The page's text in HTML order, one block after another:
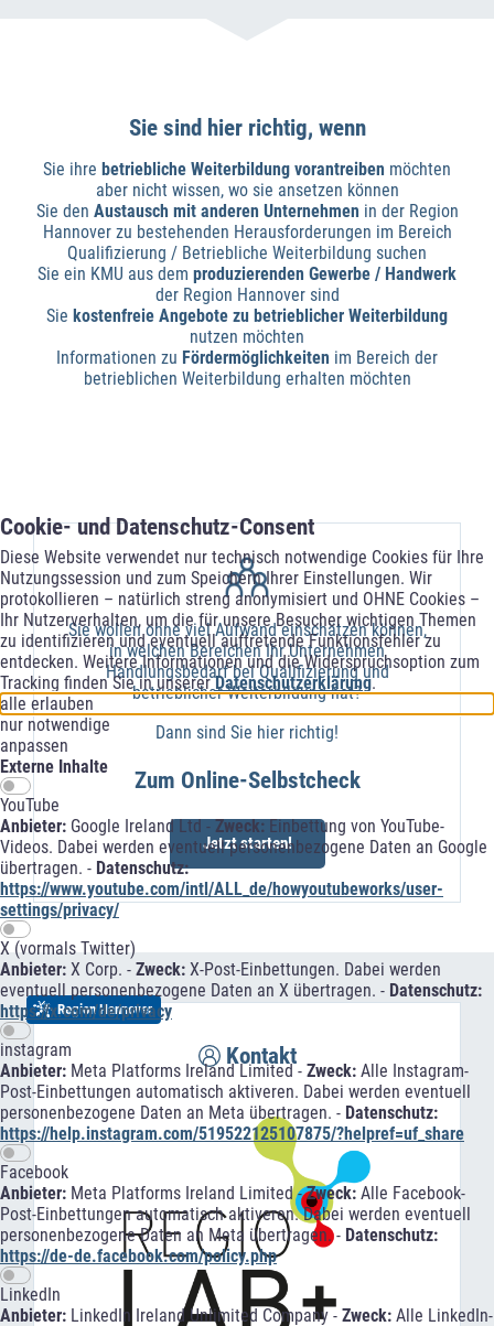
Cookie- und Datenschutz-Consent
Diese Website verwendet nur technisch notwendige Cookies für Ihre
Nutzungssession und zum Speichern Ihrer Einstellungen. Wir
protokollieren – natürlich streng anonymisiert und OHNE Cookies –
Ihr Nutzerverhalten, um die für unsere Besucher wichtigen Themen
zu identifizieren und eventuell auftretende Funktionsfehler zu
entdecken. Weitere Informationen und die Widerspruchsoption zum
Tracking finden Sie in unsererDatenschutzerklärung.
alle erlauben
nur notwendige
anpassen
Externe Inhalte
YouTube
Anbieter: Google Ireland Ltd - Zweck: Einbettung von YouTube-
Videos. Dabei werden eventuell personenbezogene Daten an Google
übertragen. - Datenschutz:
https://www.youtube.com/intl/ALL_de/howyoutubeworks/user-
settings/privacy/
X (vormals Twitter)
Anbieter: X Corp. - Zweck: X-Post-Einbettungen. Dabei werden
eventuell personenbezogene Daten an X übertragen. - Datenschutz:
https://x.com/de/privacy
instagram
Anbieter: Meta Platforms Ireland Limited - Zweck: Alle Instagram-
Post-Einbettungen automatisch aktiveren. Dabei werden eventuell
personenbezogene Daten an Meta übertragen. - Datenschutz:
https://help.instagram.com/519522125107875/?helpref=uf_share
Facebook
Anbieter: Meta Platforms Ireland Limited -Zweck: Alle Facebook-
Post-Einbettungen automatisch aktiveren. Dabei werden eventuell
personenbezogene Daten an Meta übertragen. - Datenschutz:
https://de-de.facebook.com/policy.php
LinkedIn
Anbieter: LinkedIn Ireland Unlimited Company - Zweck: Alle LinkedIn-
Sie sind hier richtig, wenn
Sie ihre betriebliche Weiterbildung vorantreiben möchten
aber nicht wissen, wo sie ansetzen können
Sie den Austausch mit anderen Unternehmen in der Region
Hannover zu bestehenden Herausforderungen im Bereich
Qualifizierung / Betriebliche Weiterbildung suchen
Sie ein KMU aus dem produzierenden Gewerbe / Handwerk
der Region Hannover sind
Sie kostenfreie Angebote zu betrieblicher Weiterbildung
nutzen möchten
Informationen zu Fördermöglichkeiten im Bereich der
betrieblichen Weiterbildung erhalten möchten
Sie wollen ohne viel Aufwand einschätzen können,
in welchen Bereichen Ihr Unternehmen
Handlungsbedarf bei Qualifizierung und
betrieblicher Weiterbildung hat?
Dann sind Sie hier richtig!
Zum Online-Selbstcheck
Jetzt starten!
Kontakt
Region Hannover